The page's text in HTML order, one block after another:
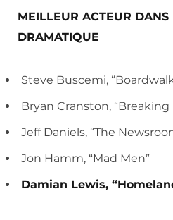
MEILLEUR ACTEUR DANS
DRAMATIQUE
Steve Buscemi,
Bryan Cranston, “Breaking
Jeff Daniels, “The
Jon Hamm, “Mad Men”
Damian Lewis,